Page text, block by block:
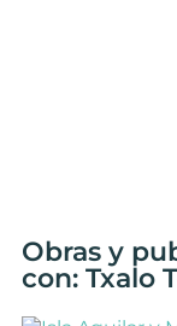
Obras y
con: Txalo